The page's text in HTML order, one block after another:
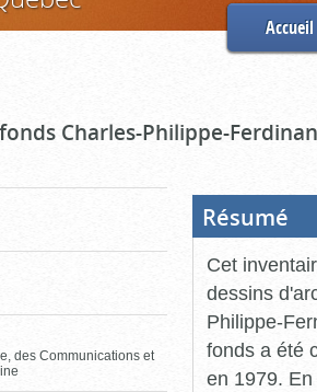
Accueil
Charles-Philippe-
des Communications et
Résumé
Cet
dessins
Philippe-
fonds a été
en 1979.